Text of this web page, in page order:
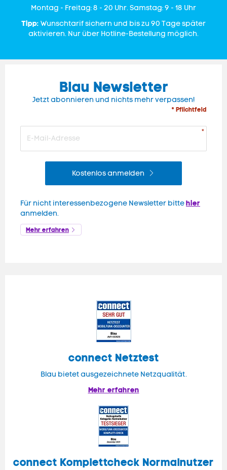
Mon­tag - Freitag: 8 - 20 Uhr. Samstag: 9 - 18 Uhr
Tipp: Wunschtarif sichern und bis zu 90 Tage später
aktivieren. Nur über Hotline-Bestellung möglich.
Blau Newsletter
Jetzt abonnieren und nichts mehr verpassen!
* Pflichtfeld
Kostenlos anmelden
Für nicht interessenbezogene Newsletter bittehier
anmelden.
Mehr erfahren
connect Netztest
Blau bietet ausgezeichnete Netzqualität.
Mehr erfahren
connect Komplettcheck Normalnutzer